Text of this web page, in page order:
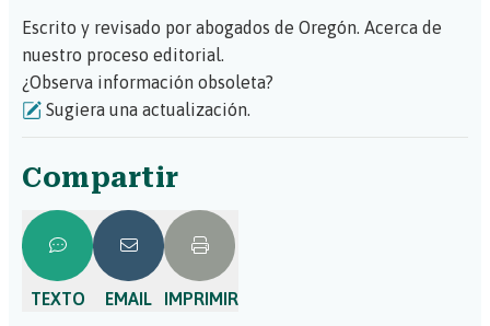
Escrito y revisado por abogados de Oregón. Acerca de
nuestro proceso editorial.
¿Observa información obsoleta?
Sugiera una actualización.
Compartir
TEXTO EMAIL IMPRIMIR